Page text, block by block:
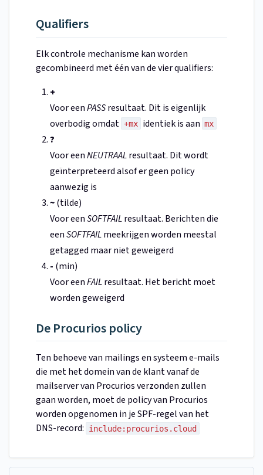
Qualifiers
Elk controle mechanisme kan worden
gecombineerd met één van de vier qualifiers:
+
Voor eenPASSresultaat. Dit is eigenlijk
overbodig omdat +mx identiek is aan mx
?
Voor eenNEUTRAALresultaat. Dit wordt
geïnterpreteerd alsof er geen policy
aanwezig is
~(tilde)
Voor eenSOFTFAILresultaat. Berichten die
eenSOFTFAILmeekrijgen worden meestal
getagged maar niet geweigerd
- (min)
Voor eenFAILresultaat. Het bericht moet
worden geweigerd
De Procurios policy
Ten behoeve van mailings en systeem e-mails
die met het domein van de klant vanaf de
mailserver van Procurios verzonden zullen
gaan worden, moet de policy van Procurios
worden opgenomen in je SPF-regel van het
DNS-record:
include:procurios.cloud